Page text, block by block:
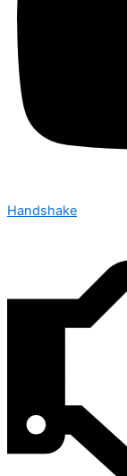
Handshake